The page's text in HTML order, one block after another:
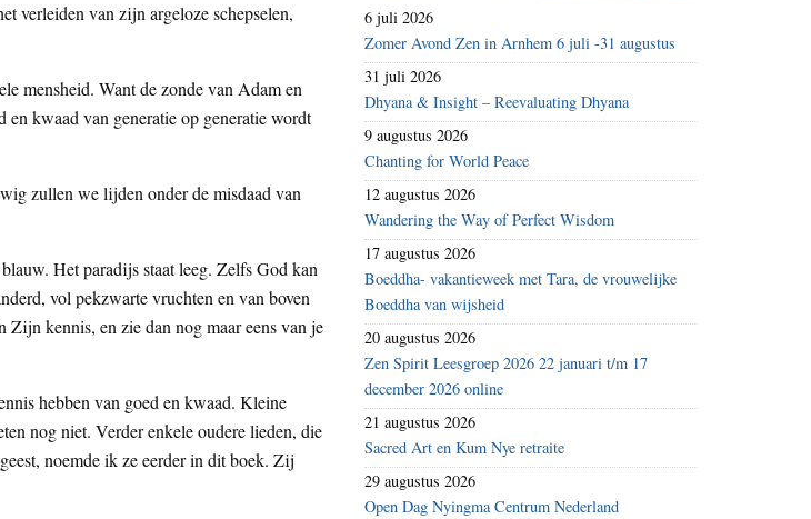
verleiden van zijn argeloze schepselen,
mensheid. Want de zonde van Adam en
en kwaad van generatie op generatie wordt
zullen we lijden onder de misdaad van
Het paradijs staat leeg. Zelfs God kan
vol pekzwarte vruchten en van boven
Zijn kennis, en zie dan nog maar eens van je
hebben van goed en kwaad. Kleine
nog niet. Verder enkele oudere lieden, die
noemde ik ze eerder in dit boek. Zij
6 juli 2026
Zomer Avond Zen in Arnhem 6 juli -31 augustus
31 juli 2026
Dhyana & Insight – Reevaluating Dhyana
9 augustus 2026
Chanting for World Peace
12 augustus 2026
Wandering the Way of Perfect Wisdom
17 augustus 2026
Boeddha- vakantieweek met Tara, de vrouwelijke
Boeddha van wijsheid
20 augustus 2026
Zen Spirit Leesgroep 2026 22 januari t/m 17
december 2026 online
21 augustus 2026
Sacred Art en Kum Nye retraite
29 augustus 2026
Open Dag Nyingma Centrum Nederland